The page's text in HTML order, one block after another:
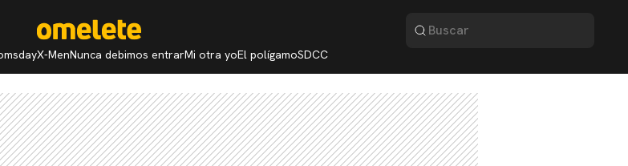
X-MenNunca debimos entrarMi otra yoEl polígamoSDCC